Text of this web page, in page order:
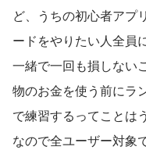
ど、うちの初心者アプ
ードをやりたい人全員
一緒で一回も損しない
物のお金を使う前にラ
で練習するってことは
なので全ユーザー対象